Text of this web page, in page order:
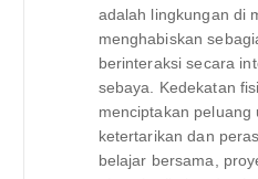
adalah lingkungan di
menghabiskan
berinteraksi secara
sebaya. Kedekatan
menciptakan peluang
ketertarikan dan
belajar bersama,